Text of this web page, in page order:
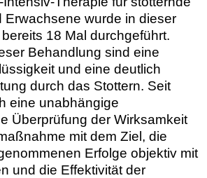
Erwachsene wurde in dieser
18 Mal durchgeführt.
Behandlung sind eine
und eine deutlich
durch das Stottern. Seit
eine unabhängige
Überprüfung der Wirksamkeit
mit dem Ziel, die
Erfolge objektiv mit
und die Effektivität der